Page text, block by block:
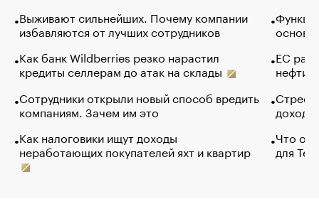
Выживают сильнейших. Почему компании
избавляются от лучших сотрудников
Как банк Wildberries резко нарастил
кредиты селлерам до атак на склады
Сотрудники открыли новый способ вредить
компаниям. Зачем им это
Как налоговики ищут доходы
неработающих покупателей яхт и квартир
основ
ЕС
нефти
Что
для